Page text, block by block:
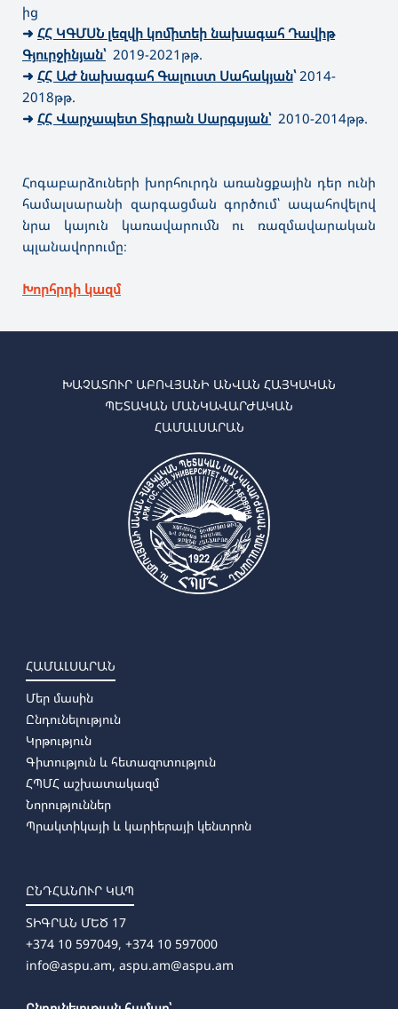
ից
➜ ՀՀ ԿԳՄՍՆ լեզվի կոմիտեի նախագահ Դավիթ
Գյուրջինյան՝2019-2021թթ.
➜ ՀՀ ԱԺ նախագահ Գալուստ Սահակյան՝ 2014-
2018թթ.
➜ ՀՀ Վարչապետ Տիգրան Սարգսյան՝ 2010-2014թթ.
Հոգաբարձուների խորհուրդն առանցքային դեր ունի
համալսարանի զարգացման գործում՝ ապահովելով
նրա կայուն կառավարումն ու ռազմավարական
պլանավորումը։
Խորհրդի կազմ
ԽԱՉԱՏՈՒՐ ԱԲՈՎՅԱՆԻ ԱՆՎԱՆ ՀԱՅԿԱԿԱՆ
ՊԵՏԱԿԱՆ ՄԱՆԿԱՎԱՐԺԱԿԱՆ
ՀԱՄԱԼՍԱՐԱՆ
ՀԱՄԱԼՍԱՐԱՆ
Մեր մասին
Ընդունելություն
Կրթություն
Գիտություն և հետազոտություն
ՀՊՄՀ աշխատակազմ
Նորություններ
Պրակտիկայի և կարիերայի կենտրոն
ԸՆԴՀԱՆՈՒՐ ԿԱՊ
ՏԻԳՐԱՆ ՄԵԾ 17
+374 10 597049, +374 10 597000
info@aspu.am, aspu.am@aspu.am